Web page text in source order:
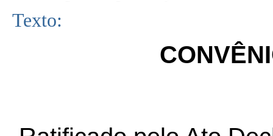
Texto: